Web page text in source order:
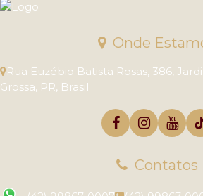
Onde
Rua Euzébio Batista Rosas, 386,
Grossa, PR, Brasil
Contatos